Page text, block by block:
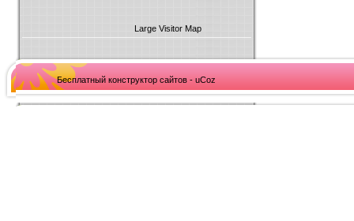
Large Visitor Map
Бесплатный конструктор сайтов - uCoz